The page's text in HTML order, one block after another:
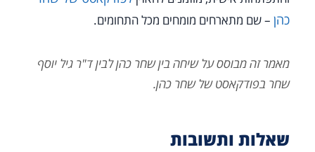
כהן – שם מתארחים מומחים מכל התחומים.
מאמר זה מבוסס על שיחה בין שחר כהן לבין ד"ר גיל יוסף
שחר בפודקאסט של שחר כהן.
שאלות ותשובות